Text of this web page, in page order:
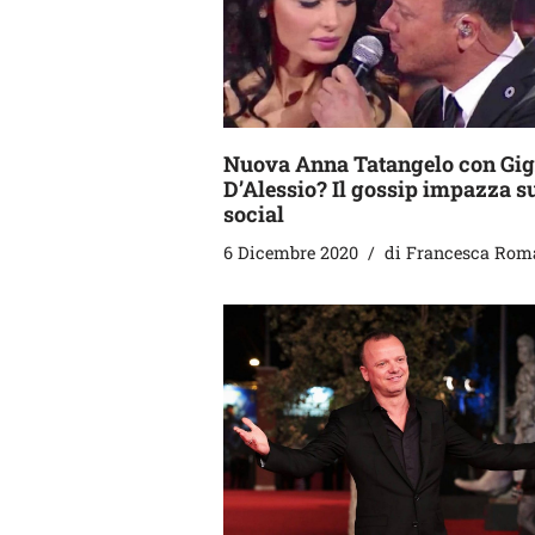
Nuova Anna Tatangelo con
D’Alessio? Il gossip impazza
social
6 Dicembre 2020 di Francesca